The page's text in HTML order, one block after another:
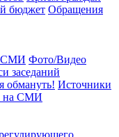
бюджет Обращения
СМИ Фото/Видео
заседаний
обмануть! Источники
на СМИ